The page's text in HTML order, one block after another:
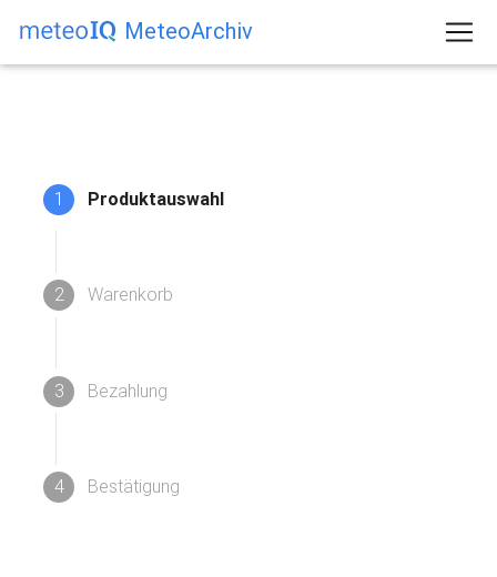
MeteoArchiv
1 Produktauswahl
2 Warenkorb
3 Bezahlung
4 Bestätigung